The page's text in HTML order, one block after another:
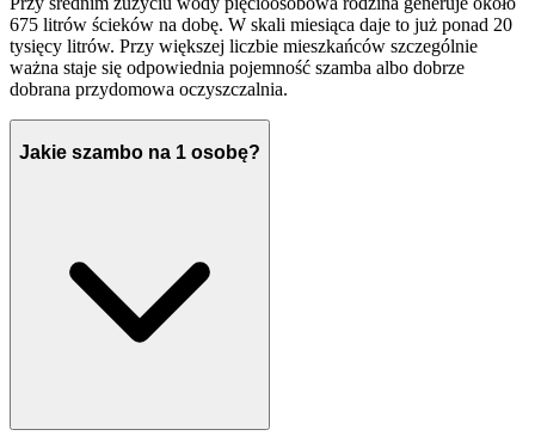
675 litrów ścieków na dobę. W skali miesiąca daje to już ponad 20
tysięcy litrów. Przy większej liczbie mieszkańców szczególnie
ważna staje się odpowiednia pojemność szamba albo dobrze
dobrana przydomowa oczyszczalnia.
Jakie szambo na 1 osobę?